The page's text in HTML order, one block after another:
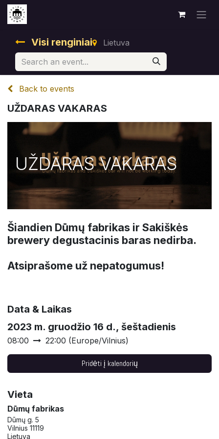
Visi renginiai Lietuva
Back to events
UŽDARAS VAKARAS
UŽDARAS VAKARAS
Šiandien Dūmų fabrikas ir Sakiškės
brewery degustacinis baras nedirba.
Atsiprašome už nepatogumus!
Data & Laikas
2023 m. gruodžio 16 d., šeštadienis
08:00 22:00 (Europe/Vilnius)
Pridėti į kalendorių
Vieta
Dūmų fabrikas
Dūmų g. 5
Vilnius 11119
Lietuva